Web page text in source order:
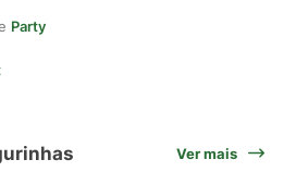
Party
Ver mais